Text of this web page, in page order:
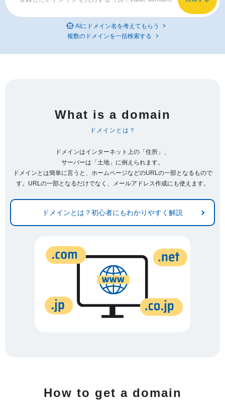
AIにドメイン名を考えてもらう
複数のドメインを一括検索する
What is a domain
ドメインとは？
ドメインはインターネット上の「住所」、
サーバーは「土地」に例えられます。
ドメインとは簡単に言うと、ホームページなどのURLの一部となるもので
す。URLの一部となるだけでなく、メールアドレス作成にも使えます。
ドメインとは？初心者にもわかりやすく解説
How to get a domain